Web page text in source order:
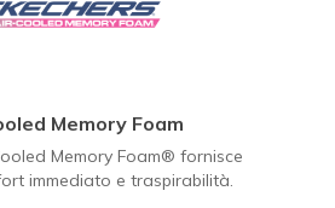
Memory Foam
Memory Foam® fornisce
immediato e traspirabilità.